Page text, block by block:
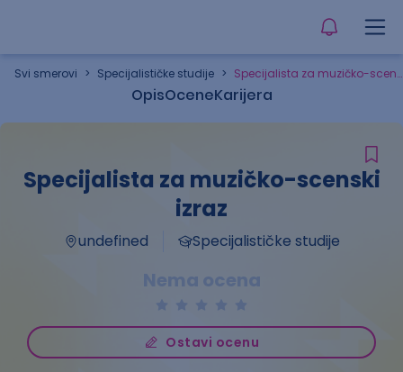
Svi smerovi > Specijalističke studije > Specijalista za muzičko-scenski izraz
OpisOceneKarijera
Specijalista za muzičko-scenski
izraz
undefined Specijalističke studije
Nema ocena
Ostavi ocenu